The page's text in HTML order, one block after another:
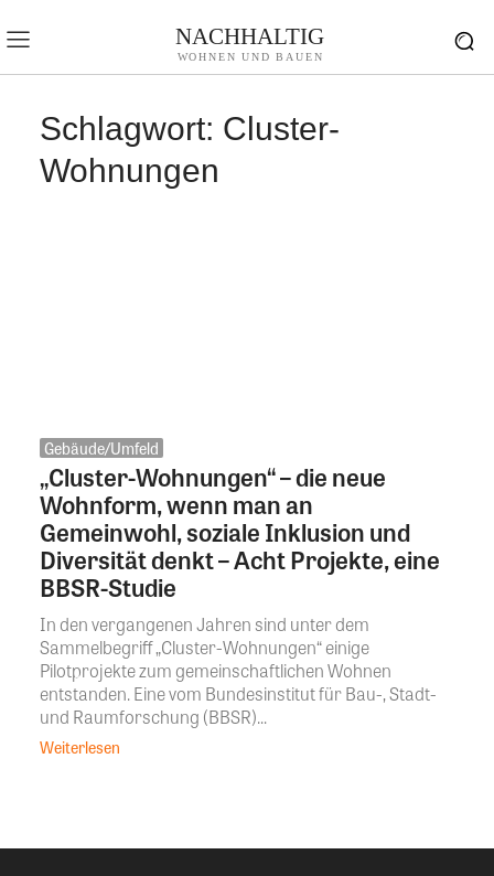
NACHHALTIG
WOHNEN UND BAUEN
Schlagwort: Cluster-
Wohnungen
Gebäude/Umfeld
„Cluster-Wohnungen“ – die neue
Wohnform, wenn man an
Gemeinwohl, soziale Inklusion und
Diversität denkt – Acht Projekte, eine
BBSR-Studie
In den vergangenen Jahren sind unter dem
Sammelbegriff „Cluster-Wohnungen“ einige
Pilotprojekte zum gemeinschaftlichen Wohnen
entstanden. Eine vom Bundesinstitut für Bau-, Stadt-
und Raumforschung (BBSR)...
Weiterlesen